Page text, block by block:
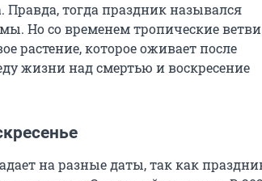
Правда, тогда праздник назывался
Но со временем тропические ветви
растение, которое оживает после
жизни над смертью и воскресение
на разные даты, так как